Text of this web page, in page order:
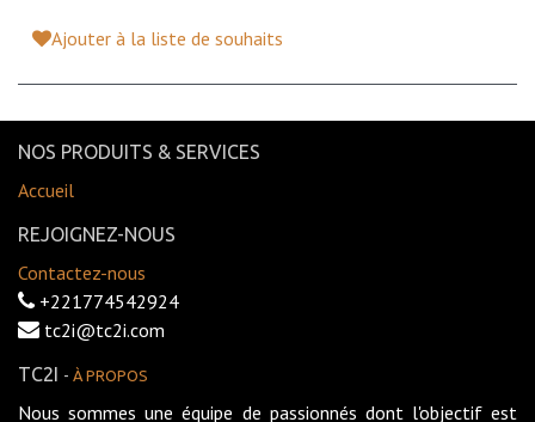
Ajouter à la liste de souhaits
NOS PRODUITS & SERVICES
Accueil
REJOIGNEZ-NOUS
Contactez-nous
+221774542924
tc2i@tc2i.com
TC2I - À PROPOS
Nous sommes une équipe de passionnés dont l'objectif est